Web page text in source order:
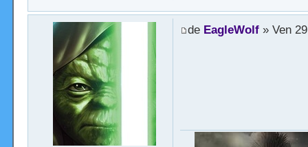
de EagleWolf» Ven